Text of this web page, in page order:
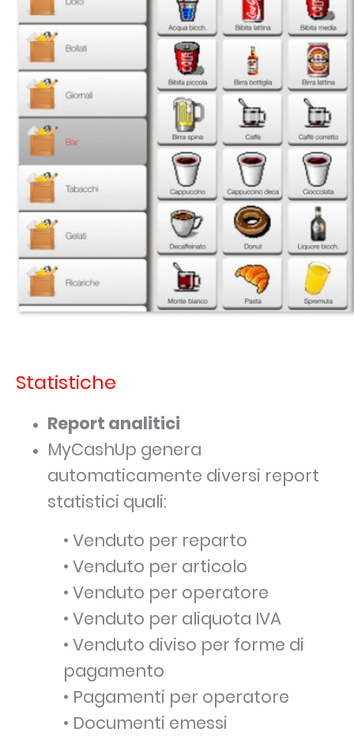
Statistiche
Report analitici
MyCashUp genera
automaticamente diversi report
statistici quali:
• Venduto per reparto
• Venduto per articolo
• Venduto per operatore
• Venduto per aliquota IVA
• Venduto diviso per forme di
pagamento
• Pagamenti per operatore
• Documenti emessi